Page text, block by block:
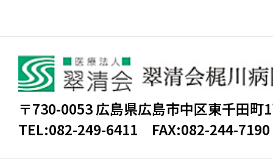
〒730-0053 広島県広島市中区東千田町
TEL:082-249-6411 FAX:082-244-7190